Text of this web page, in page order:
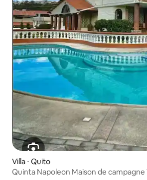
Villa ⋅ Quito
Quinta Napoleon Maison de campagne